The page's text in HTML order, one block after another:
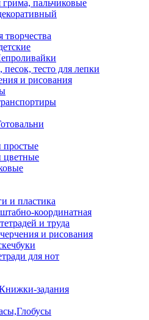
грима, пальчиковые
тесто для лепки
и рисования
простые
цветные
и пластика
координатная
и труда
и рисования
для нот
задания